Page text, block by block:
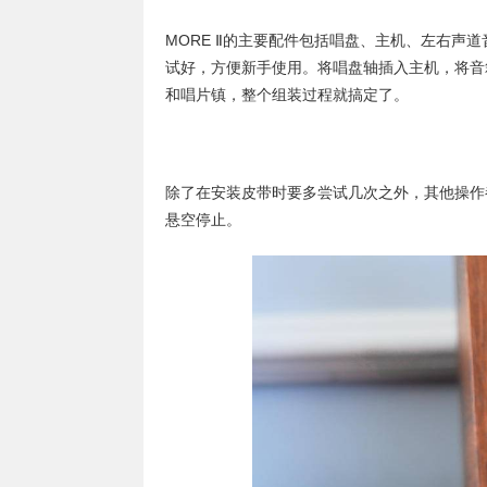
MORE Ⅱ的主要配件包括唱盘、主机、左右声
试好，方便新手使用。将唱盘轴插入主机，将
和唱片镇，整个组装过程就搞定了。
除了在安装皮带时要多尝试几次之外，其他操
悬空停止。